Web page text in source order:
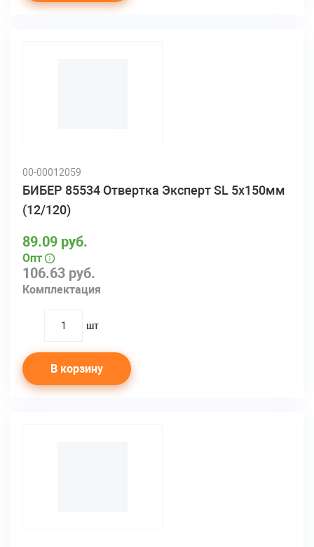
00-00012059
БИБЕР 85534 Отвертка Эксперт SL 5х150мм
(12/120)
106.63 руб.
Комплектация
89.09 руб.
Опт
quantity
шт
В корзину